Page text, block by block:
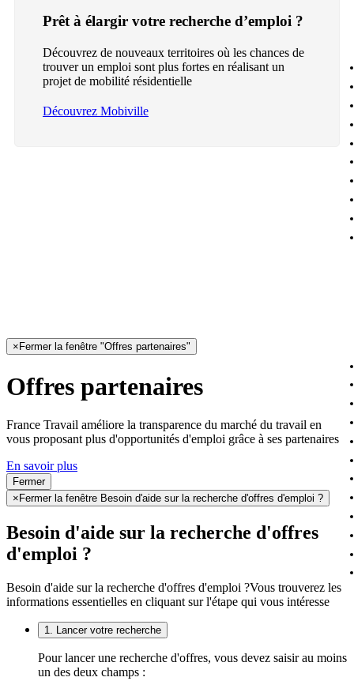
Prêt à élargir votre recherche d’emploi ?
Découvrez de nouveaux territoires où les chances de
trouver un emploi sont plus fortes en réalisant un
projet de mobilité résidentielle
Découvrez Mobiville
× Fermer la fenêtre "Offres partenaires"
Offres partenaires
France Travail améliore la transparence du marché du travail en
vous proposant plus d'opportunités d'emploi grâce à ses partenaires
En savoir plus
Fermer
× Fermer la fenêtre Besoin d'aide sur la recherche d'offres d'emploi ?
Besoin d'aide sur la recherche d'offres
d'emploi ?
Besoin d'aide sur la recherche d'offres d'emploi ?Vous trouverez les
informations essentielles en cliquant sur l'étape qui vous intéresse
1. Lancer votre recherche
Pour lancer une recherche d'offres, vous devez saisir au moins
un des deux champs :